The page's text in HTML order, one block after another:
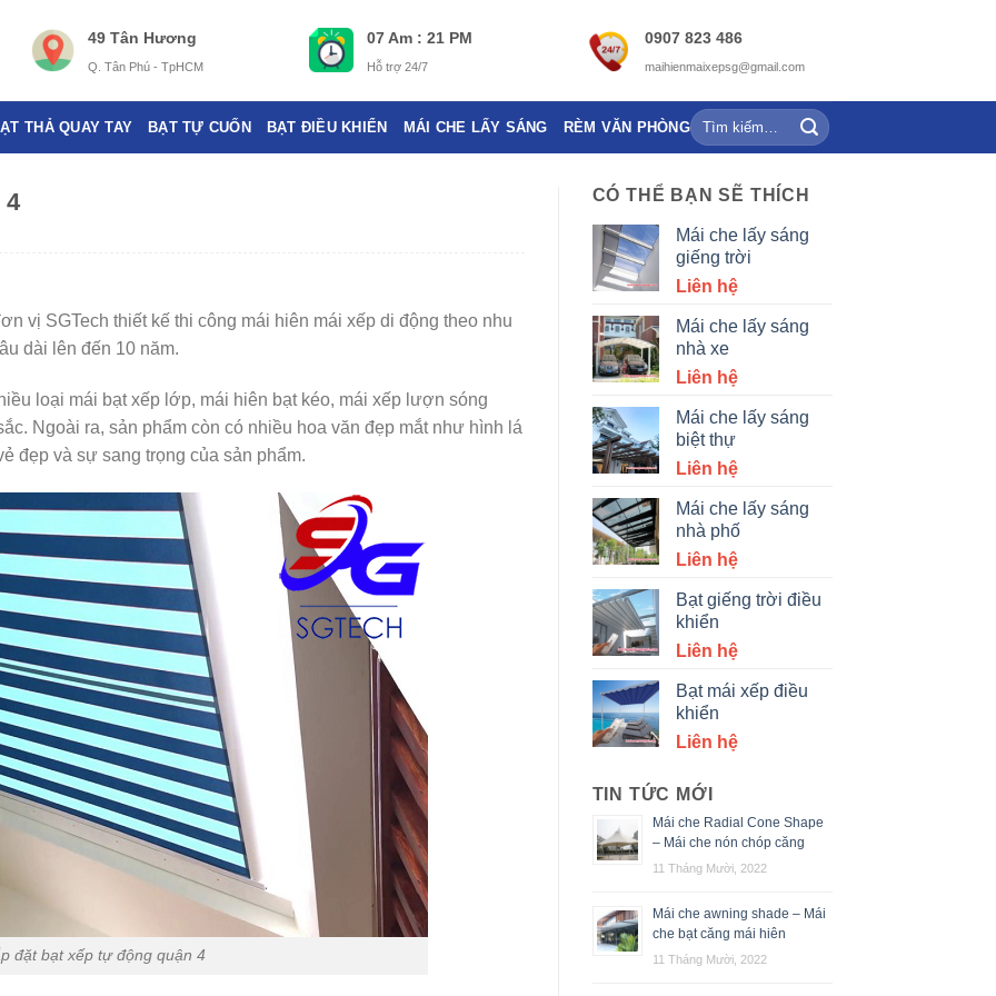
49 Tân Hương
Q. Tân Phú - TpHCM
07 Am : 21 PM
Hỗ trợ 24/7
0907 823 486
maihienmaixepsg@gmail.com
THẢ QUAY TAY BẠT TỰ CUỐN BẠT ĐIỀU KHIỂN MÁI CHE LẤY SÁNG RÈM VĂN PHÒNG
4
vị SGTech thiết kế thi công mái hiên mái xếp di động theo nhu
dài lên đến 10 năm.
loại mái bạt xếp lớp, mái hiên bạt kéo, mái xếp lượn sóng
Ngoài ra, sản phẩm còn có nhiều hoa văn đẹp mắt như hình lá
đẹp và sự sang trọng của sản phẩm.
đặt bạt xếp tự động quận 4
CÓ THỂ BẠN SẼ THÍCH
Mái che lấy sáng
giếng trời
Liên hệ
Mái che lấy sáng
nhà xe
Liên hệ
Mái che lấy sáng
biệt thự
Liên hệ
Mái che lấy sáng
nhà phố
Liên hệ
Bạt giếng trời điều
khiển
Liên hệ
Bạt mái xếp điều
khiển
Liên hệ
TIN TỨC MỚI
Mái che Radial Cone Shape
– Mái che nón chóp căng
11 Tháng Mười, 2022
Mái che awning shade – Mái
che bạt căng mái hiên
11 Tháng Mười, 2022